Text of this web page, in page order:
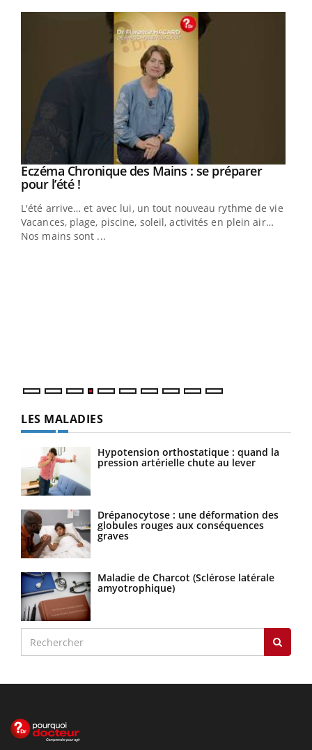
Youtube
Eczéma Chronique des Mains : se préparer
pour l’été !Youtube
L'été arrive… et avec lui, un tout nouveau rythme de vie !
Vacances, plage, piscine, soleil, activités en plein air…
Nos mains sont ...
LES MALADIES
Hypotension orthostatique : quand la
pression artérielle chute au lever
Drépanocytose : une déformation des
globules rouges aux conséquences
graves
Maladie de Charcot (Sclérose latérale
amyotrophique)